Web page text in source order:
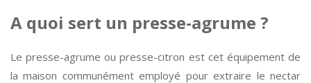
A quoi sert un presse-agrume ?
Le presse-agrume ou presse-citron est cet équipement de
la maison communément employé pour extraire le nectar